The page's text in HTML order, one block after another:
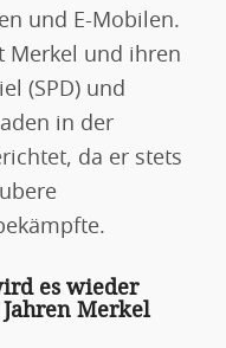
und E-Mobilen.
Merkel und ihren
(SPD) und
in der
da er stets
es wieder
Merkel